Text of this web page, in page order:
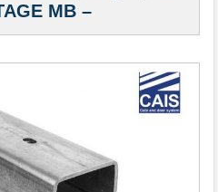
– CAIS STAGE MB